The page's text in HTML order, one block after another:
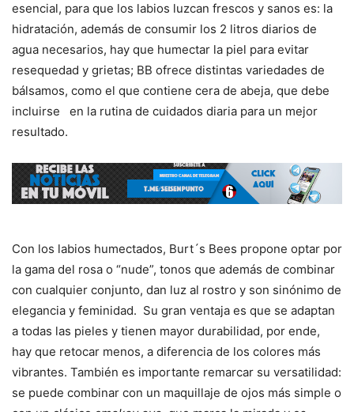
esencial, para que los labios luzcan frescos y sanos es: la
hidratación, además de consumir los 2 litros diarios de
agua necesarios, hay que humectar la piel para evitar
resequedad y grietas; BB ofrece distintas variedades de
bálsamos, como el que contiene cera de abeja, que debe
incluirse en la rutina de cuidados diaria para un mejor
resultado.
Con los labios humectados, Burt´s Bees propone optar por
la gama del rosa o “nude”, tonos que además de combinar
con cualquier conjunto, dan luz al rostro y son sinónimo de
elegancia y feminidad. Su gran ventaja es que se adaptan
a todas las pieles y tienen mayor durabilidad, por ende,
hay que retocar menos, a diferencia de los colores más
vibrantes. También es importante remarcar su versatilidad:
se puede combinar con un maquillaje de ojos más simple o